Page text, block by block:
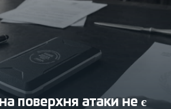
поверхня атаки не є